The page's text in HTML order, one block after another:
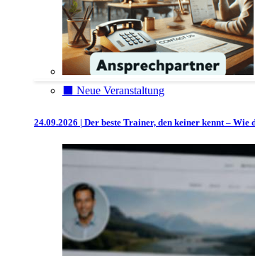
⬛️ Neue Veranstaltung
24.09.2026 | Der beste Trainer, den keiner kennt –